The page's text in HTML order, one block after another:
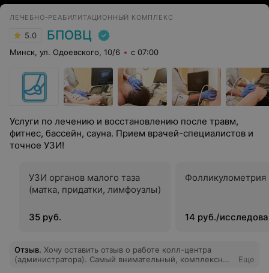
ЛЕЧЕБНО-РЕАБИЛИТАЦИОННЫЙ КОМПЛЕКС
5.0 БПОВЦ
Минск, ул. Одоевского, 10/6 с 07:00
Услуги по лечению и восстановлению после травм,
фитнес, бассейн, сауна. Прием врачей-специалистов и
точное УЗИ!
УЗИ органов малого таза
(матка, придатки, лимфоузлы)
35 руб.
Фолликулометрия
14 руб./
Отзыв. Хочу оставить отзыв о работе колл-центра
(администратора). Самый внимательный, комплексный
Еще